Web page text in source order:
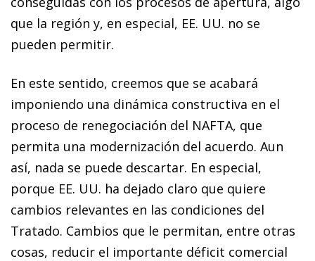
que la región y, en especial, EE. UU. no se
pueden permitir.
En este sentido, creemos que se acabará
imponiendo una dinámica constructiva en el
proceso de renegociación del NAFTA, que
permita una modernización del acuerdo. Aun
así, nada se puede descartar. En especial,
porque EE. UU. ha dejado claro que quiere
cambios relevantes en las condiciones del
Tratado. Cambios que le permitan, entre otras
cosas, reducir el importante déficit comercial